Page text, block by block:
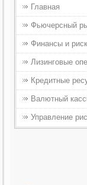
Главная
Фьючерсный
Финансы и
Лизинговые
Кредитные
Валютный
Управление